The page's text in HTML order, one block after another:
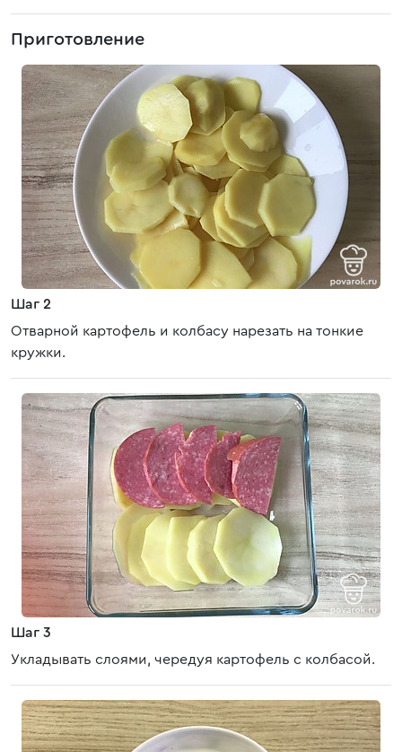
Приготовление
Шаг 2
Отварной картофель и колбасу нарезать на тонкие
кружки.
Шаг 3
Укладывать слоями, чередуя картофель с колбасой.